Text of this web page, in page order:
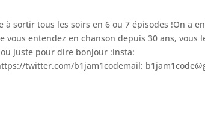
sortir tous les soirs en 6 ou 7 épisodes !On a
vous entendez en chanson depuis 30 ans, vous
juste pour dire bonjour :insta:
twitter.com/b1jam1codemail: